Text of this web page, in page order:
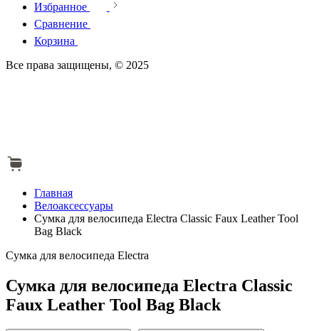
Избранное
Сравнение
Корзина
Все права защищены, © 2025
Главная
Велоаксессуары
Сумка для велосипеда Electra Classic Faux Leather Tool
Bag Black
Сумка для велосипеда Electra
Сумка для велосипеда Electra Classic
Faux Leather Tool Bag Black